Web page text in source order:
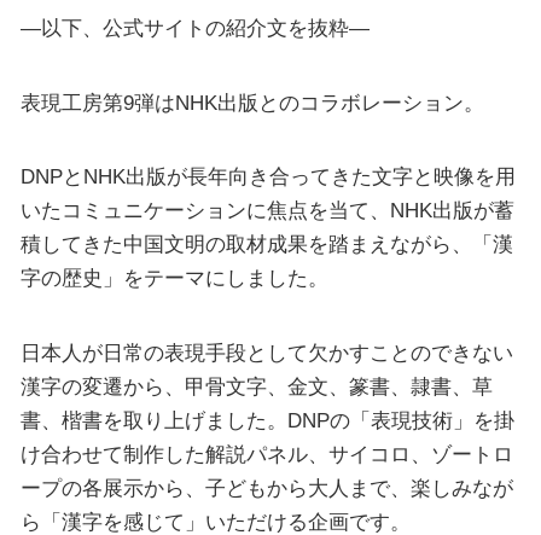
—以下、公式サイトの紹介文を抜粋—
表現工房第9弾はNHK出版とのコラボレーション。
DNPとNHK出版が長年向き合ってきた文字と映像を用
いたコミュニケーションに焦点を当て、NHK出版が蓄
積してきた中国文明の取材成果を踏まえながら、「漢
字の歴史」をテーマにしました。
日本人が日常の表現手段として欠かすことのできない
漢字の変遷から、甲骨文字、金文、篆書、隷書、草
書、楷書を取り上げました。DNPの「表現技術」を掛
け合わせて制作した解説パネル、サイコロ、ゾートロ
ープの各展示から、子どもから大人まで、楽しみなが
ら「漢字を感じて」いただける企画です。